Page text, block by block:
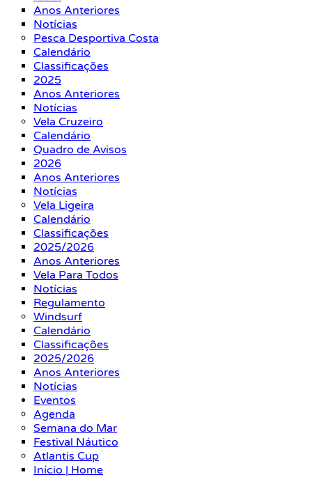
Anos Anteriores
Notícias
Pesca Desportiva Costa
Calendário
Classificações
2025
Anos Anteriores
Notícias
Vela Cruzeiro
Calendário
Quadro de Avisos
2026
Anos Anteriores
Notícias
Vela Ligeira
Calendário
Classificações
2025/2026
Anos Anteriores
Vela Para Todos
Notícias
Regulamento
Windsurf
Calendário
Classificações
2025/2026
Anos Anteriores
Notícias
Eventos
Agenda
Semana do Mar
Festival Náutico
Atlantis Cup
Início | Home